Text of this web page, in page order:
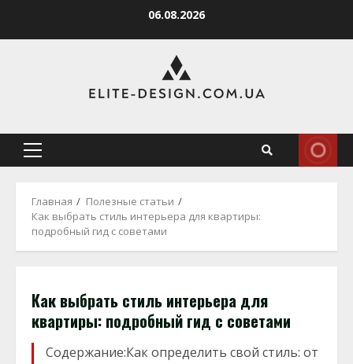
06.08.2026
Основное
Главная
Полезные статьи
Как выбрать стиль интерьера для квартиры:
подробный гид с советами
Как выбрать стиль интерьера для
квартиры: подробный гид с советами
Содержание:Как определить свой стиль: от